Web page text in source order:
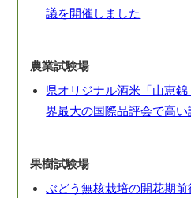
議を開催しました
農業試験場
県オリジナル酒米「山恵
界最大の国際品評会で高
果樹試験場
ぶどう無核栽培の開花期